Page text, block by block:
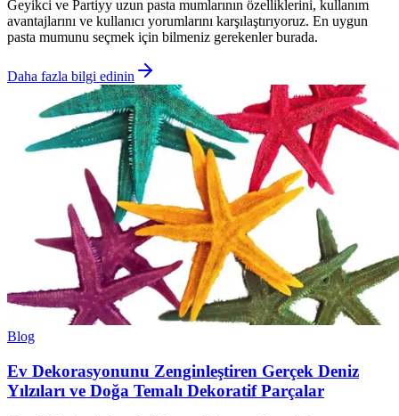
Geyikci ve Partiyy uzun pasta mumlarının özelliklerini, kullanım
avantajlarını ve kullanıcı yorumlarını karşılaştırıyoruz. En uygun
pasta mumunu seçmek için bilmeniz gerekenler burada.
Daha fazla bilgi edinin
Blog
Ev Dekorasyonunu Zenginleştiren Gerçek Deniz
Yılzıları ve Doğa Temalı Dekoratif Parçalar